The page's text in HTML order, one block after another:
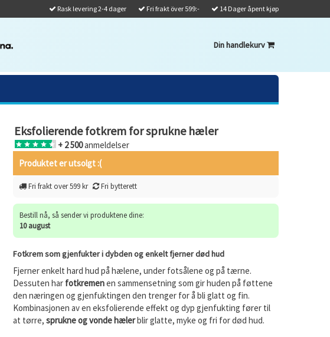
Rask levering 2-4 dager Fri frakt över 599:- 14 Dager åpent kjøp
Din handlekurv
Eksfolierende fotkrem for sprukne hæler
+ 2 500anmeldelser
Produktet er utsolgt :(
Fri frakt over 599 kr Fri bytterett
Bestill nå, så sender vi produktene dine:
10 august
Fotkrem som gjenfukter i dybden og enkelt fjerner død hud
Fjerner enkelt hard hud på hælene, under fotsålene og på tærne.
Dessuten har fotkremenen sammensetning som gir huden på føttene
den næringen og gjenfuktingen den trenger for å bli glatt og fin.
Kombinasjonen av en eksfolierende effekt og dyp gjenfukting fører til
at tørre, sprukne og vonde hælerblir glatte, myke og fri for død hud.